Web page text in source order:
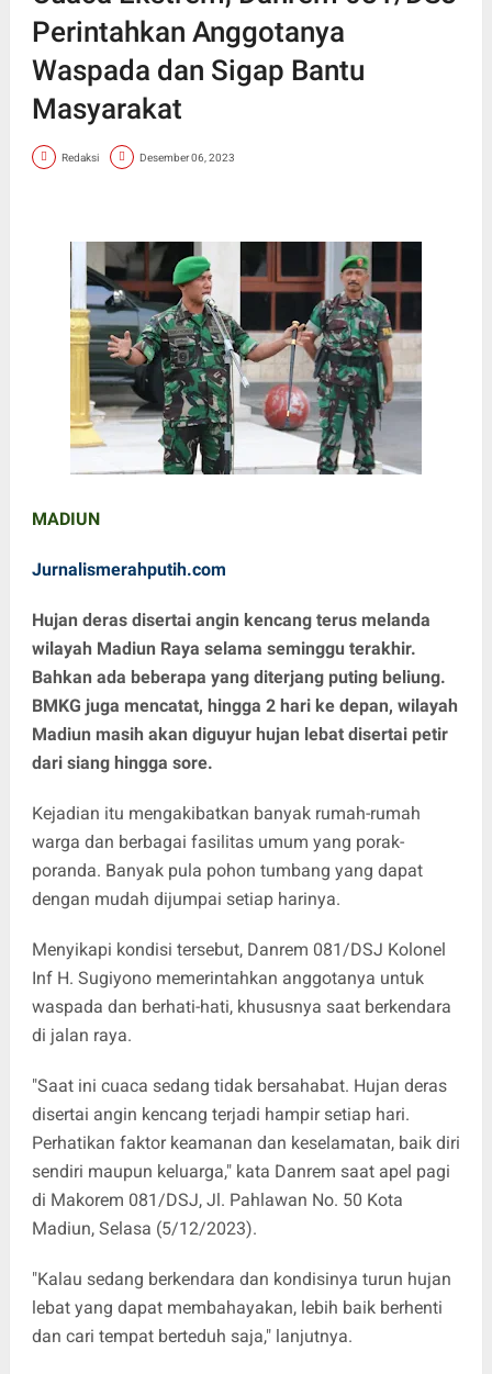
Perintahkan Anggotanya
Waspada dan Sigap Bantu
Masyarakat
Redaksi Desember 06, 2023
MADIUN
Jurnalismerahputih.com
Hujan deras disertai angin kencang terus melanda
wilayah Madiun Raya selama seminggu terakhir.
Bahkan ada beberapa yang diterjang puting beliung.
BMKG juga mencatat, hingga 2 hari ke depan, wilayah
Madiun masih akan diguyur hujan lebat disertai petir
dari siang hingga sore.
Kejadian itu mengakibatkan banyak rumah-rumah
warga dan berbagai fasilitas umum yang porak-
poranda. Banyak pula pohon tumbang yang dapat
dengan mudah dijumpai setiap harinya.
Menyikapi kondisi tersebut, Danrem 081/DSJ Kolonel
Inf H. Sugiyono memerintahkan anggotanya untuk
waspada dan berhati-hati, khususnya saat berkendara
di jalan raya.
"Saat ini cuaca sedang tidak bersahabat. Hujan deras
disertai angin kencang terjadi hampir setiap hari.
Perhatikan faktor keamanan dan keselamatan, baik diri
sendiri maupun keluarga," kata Danrem saat apel pagi
di Makorem 081/DSJ, Jl. Pahlawan No. 50 Kota
Madiun, Selasa (5/12/2023).
"Kalau sedang berkendara dan kondisinya turun hujan
lebat yang dapat membahayakan, lebih baik berhenti
dan cari tempat berteduh saja," lanjutnya.